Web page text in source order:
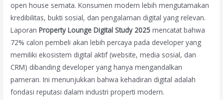
open house semata. Konsumen modern lebih mengutamakan
kredibilitas, bukti sosial, dan pengalaman digital yang relevan.
LaporanProperty Lounge Digital Study 2025 mencatat bahwa
72% calon pembeli akan lebih percaya pada developer yang
memiliki ekosistem digital aktif (website, media sosial, dan
CRM) dibanding developer yang hanya mengandalkan
pameran. Ini menunjukkan bahwa kehadiran digital adalah
fondasi reputasi dalam industri properti modern.